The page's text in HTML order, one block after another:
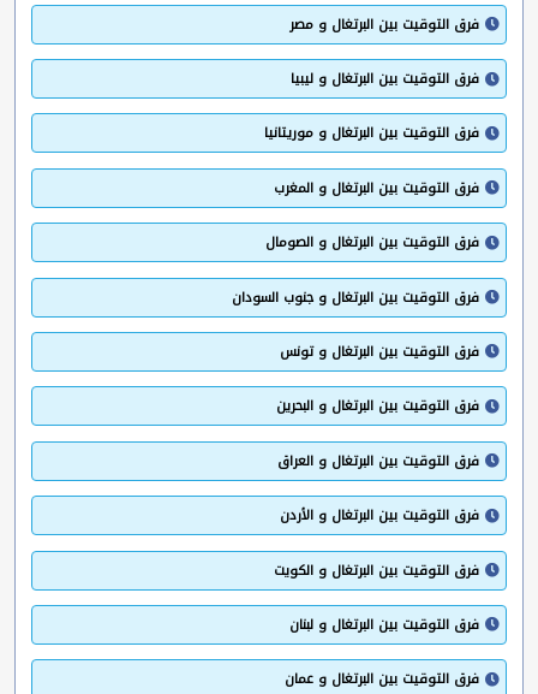
فرق التوقيت بين البرتغال و مصر
فرق التوقيت بين البرتغال و ليبيا
فرق التوقيت بين البرتغال و موريتانيا
فرق التوقيت بين البرتغال و المغرب
فرق التوقيت بين البرتغال و الصومال
فرق التوقيت بين البرتغال و جنوب السودان
فرق التوقيت بين البرتغال و تونس
فرق التوقيت بين البرتغال و البحرين
فرق التوقيت بين البرتغال و العراق
فرق التوقيت بين البرتغال و الأردن
فرق التوقيت بين البرتغال و الكويت
فرق التوقيت بين البرتغال و لبنان
فرق التوقيت بين البرتغال و عمان